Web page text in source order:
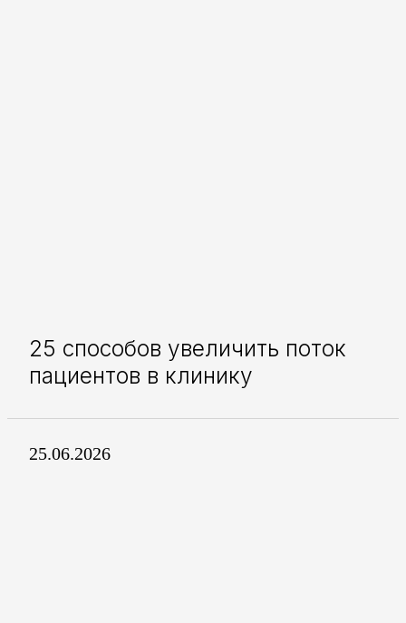
25 способов увеличить поток
пациентов в клинику
25.06.2026